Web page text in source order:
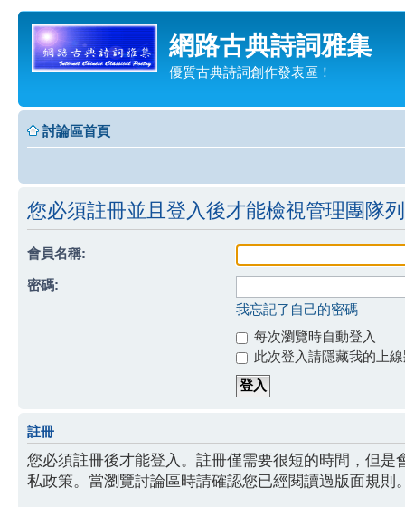
網路古典詩詞雅集
優質古典詩詞創作發表區！
討論區首頁
您必須註冊並且登入後才能檢視管理團隊
會員名稱:
密碼:
我忘記了自己的密碼
每次瀏覽時自動登入
此次登入請隱藏我的上
註冊
您必須註冊後才能登入。註冊僅需要很短的時間，但
私政策。當瀏覽討論區時請確認您已經閱讀過版面規則